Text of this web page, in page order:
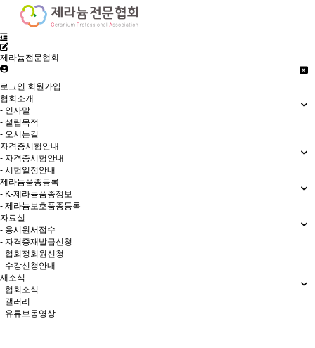
제라늄전문협회
로그인 회원가입
협회소개
- 인사말
- 설립목적
- 오시는길
자격증시험안내
- 자격증시험안내
- 시험일정안내
제라늄품종등록
- K-제라늄품종정보
- 제라늄보호품종등록
자료실
- 응시원서접수
- 자격증재발급신청
- 협회정회원신청
- 수강신청안내
새소식
- 협회소식
- 갤러리
- 유튜브동영상